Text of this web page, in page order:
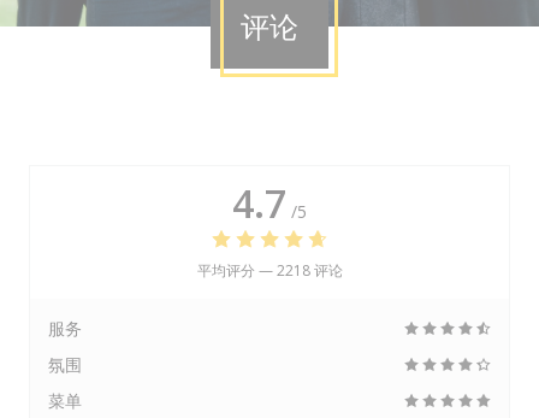
评论
4.7 /5
平均评分 —2218 评论
服务
氛围
菜单